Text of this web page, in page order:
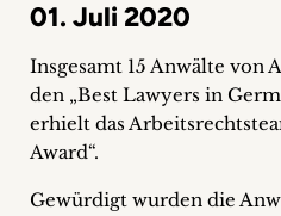
Events
+
Karriere
+
01. Juli 2020
Insgesamt 15 Anwälte von
den „Best Lawyers in
erhielt das
Award“.
Gewürdigt wurden die